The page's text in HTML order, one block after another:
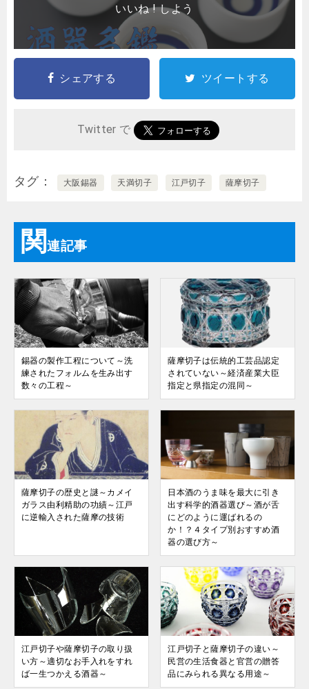
いいね ! しよう
シェアする ツイートする
Twitter で
タグ 大阪錫器 天満切子 江戸切子 薩摩切子
関連記事
錫器の製作工程について～洗
練されたフォルムを生み出す
数々の工程～
薩摩切子は伝統的工芸品認定
されていない～経済産業大臣
指定と県指定の混同～
薩摩切子の歴史と謎～カメイ
ガラス由利精助の功績～江戸
に逆輸入された薩摩の技術
日本酒のうま味を最大に引き
出す科学的酒器選び～酒が舌
にどのように運ばれるの
か！？４タイプ別おすすめ酒
器の選び方～
江戸切子や薩摩切子の取り扱
い方～適切なお手入れをすれ
ば一生つかえる酒器～
江戸切子と薩摩切子の違い～
民営の生活食器と官営の贈答
品にみられる異なる用途～